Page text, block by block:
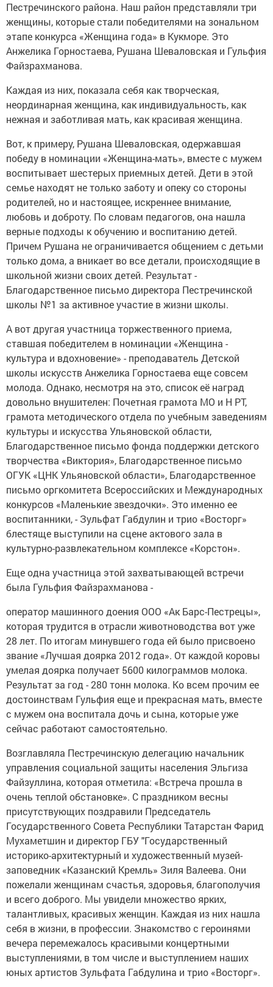
Пестречинского района. Наш район представляли три
женщины, которые стали победителями на зональном
этапе конкурса «Женщина года» в Кукморе. Это
Анжелика Горностаева, Рушана Шеваловская и Гульфия
Файзрахманова.
Каждая из них, показала себя как творческая,
неординарная женщина, как индивидуальность, как
нежная и заботливая мать, как красивая женщина.
Вот, к примеру, Рушана Шеваловская, одержавшая
победу в номинации «Женщина-мать», вместе с мужем
воспитывает шестерых приемных детей. Дети в этой
семье находят не только заботу и опеку со стороны
родителей, но и настоящее, искреннее внимание,
любовь и доброту. По словам педагогов, она нашла
верные подходы к обучению и воспитанию детей.
Причем Рушана не ограничивается общением с детьми
только дома, а вникает во все детали, происходящие в
школьной жизни своих детей. Результат -
Благодарственное письмо директора Пестречинской
школы №1 за активное участие в жизни школы.
А вот другая участница торжественного приема,
ставшая победителем в номинации «Женщина -
культура и вдохновение» - преподаватель Детской
школы искусств Анжелика Горностаева еще совсем
молода. Однако, несмотря на это, список её наград
довольно внушителен: Почетная грамота МО и Н РТ,
грамота методического отдела по учебным заведениям
культуры и искусства Ульяновской области,
Благодарственное письмо фонда поддержки детского
творчества «Виктория», Благодарственное письмо
ОГУК «ЦНК Ульяновской области», Благодарственное
письмо оргкомитета Всероссийских и Международных
конкурсов «Маленькие звездочки». Это именно ее
воспитанники, - Зульфат Габдулин и трио «Восторг»
блестяще выступили на сцене актового зала в
культурно-развлекательном комплексе «Корстон».
Еще одна участница этой захватывающей встречи
была Гульфия Файзрахманова -
оператор машинного доения ООО «Ак Барс-Пестрецы»,
которая трудится в отрасли животноводства вот уже
28 лет. По итогам минувшего года ей было присвоено
звание «Лучшая доярка 2012 года». От каждой коровы
умелая доярка получает 5600 килограммов молока.
Результат за год - 280 тонн молока. Ко всем прочим ее
достоинствам Гульфия еще и прекрасная мать, вместе
с мужем она воспитала дочь и сына, которые уже
сейчас работают самостоятельно.
Возглавляла Пестречинскую делегацию начальник
управления социальной защиты населения Эльгиза
Файзуллина, которая отметила: «Встреча прошла в
очень теплой обстановке». С праздником весны
присутствующих поздравили Председатель
Государственного Совета Республики Татарстан Фарид
Мухаметшин и директор ГБУ "Государственный
историко-архитектурный и художественный музей-
заповедник «Казанский Кремль» Зиля Валеева. Они
пожелали женщинам счастья, здоровья, благополучия
и всего доброго. Мы увидели множество ярких,
талантливых, красивых женщин. Каждая из них нашла
себя в жизни, в профессии. Знакомство с героинями
вечера перемежалось красивыми концертными
выступлениями, в том числе и выступлением наших
юных артистов Зульфата Габдулина и трио «Восторг».